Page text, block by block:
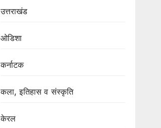
उत्तराखंड
ओडिशा
कर्नाटक
कला, इतिहास व संस्कृति
केरल